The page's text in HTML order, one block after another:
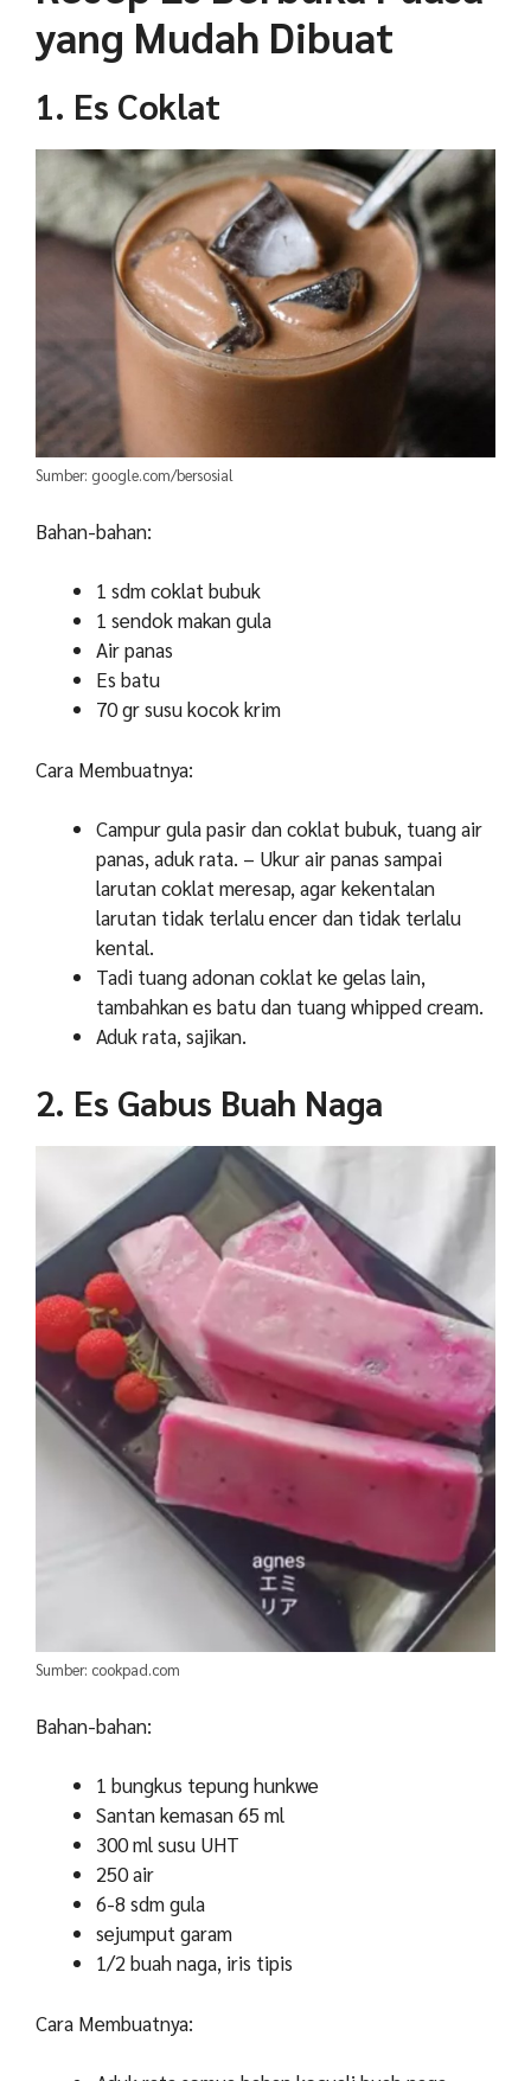
yang Mudah Dibuat
1. Es Coklat
Sumber: google.com/bersosial
Bahan-bahan:
1 sdm coklat bubuk
1 sendok makan gula
Air panas
Es batu
70 gr susu kocok krim
Cara Membuatnya:
Campur gula pasir dan coklat bubuk, tuang air
panas, aduk rata. – Ukur air panas sampai
larutan coklat meresap, agar kekentalan
larutan tidak terlalu encer dan tidak terlalu
kental.
Tadi tuang adonan coklat ke gelas lain,
tambahkan es batu dan tuang whipped cream.
Aduk rata, sajikan.
2. Es Gabus Buah Naga
Sumber: cookpad.com
Bahan-bahan:
1 bungkus tepung hunkwe
Santan kemasan 65 ml
300 ml susu UHT
250 air
6-8 sdm gula
sejumput garam
1/2 buah naga, iris tipis
Cara Membuatnya: